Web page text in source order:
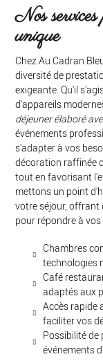
Nos
unique
Chez Au Cadran
diversité de
exigeante. Qu'il
d'appareils
déjeuner élaboré
événements
s'adapter à vos
décoration raffinée
tout en favorisant
mettons un point
votre séjour, offrant
pour répondre à
Chambres
technologies
Café
adaptés aux
Accès rapide
faciliter vos
Possibilité de
événements